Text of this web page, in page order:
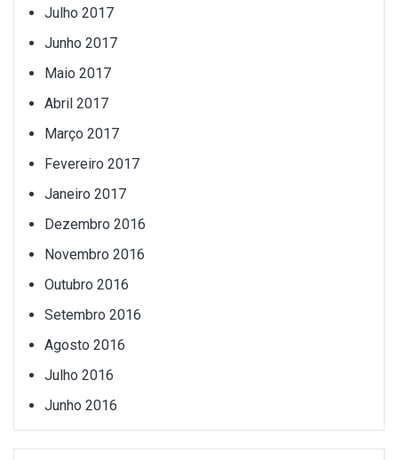
Julho 2017
Junho 2017
Maio 2017
Abril 2017
Março 2017
Fevereiro 2017
Janeiro 2017
Dezembro 2016
Novembro 2016
Outubro 2016
Setembro 2016
Agosto 2016
Julho 2016
Junho 2016